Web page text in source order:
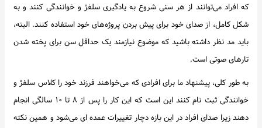
که افراد می‌توانند از هر سنی شروع به یادگیری سلفژ و خوانندگی کنند و به
شکل کامل، از صدای خود برای پیش بردن پروژه‌های خود استفاده کنند. البته،
باید مد نظر داشته باشید که موضوع نیازمند یک حداقل سن برای پخته شدن
تارهای صوتی است.
به طور کلی، پیشنهاد ما برای افرادی که می‌خواهند فرزند خود را کلاس سلفژ و
خوانندگی ثبت نام کنند این است که این کار را پس از ۸ تا ۱۰ سالگی انجام
دهند زیرا صدای افراد در این بازه دچار تغییرات عمده ای می‌شود و همین نکته